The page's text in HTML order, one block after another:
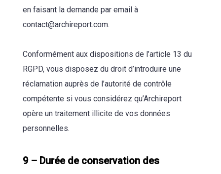
en faisant la demande par email à
contact@archireport.com.
Conformément aux dispositions de l’article 13 du
RGPD, vous disposez du droit d’introduire une
réclamation auprès de l’autorité de contrôle
compétente si vous considérez qu’Archireport
opère un traitement illicite de vos données
personnelles.
9 – Durée de conservation des